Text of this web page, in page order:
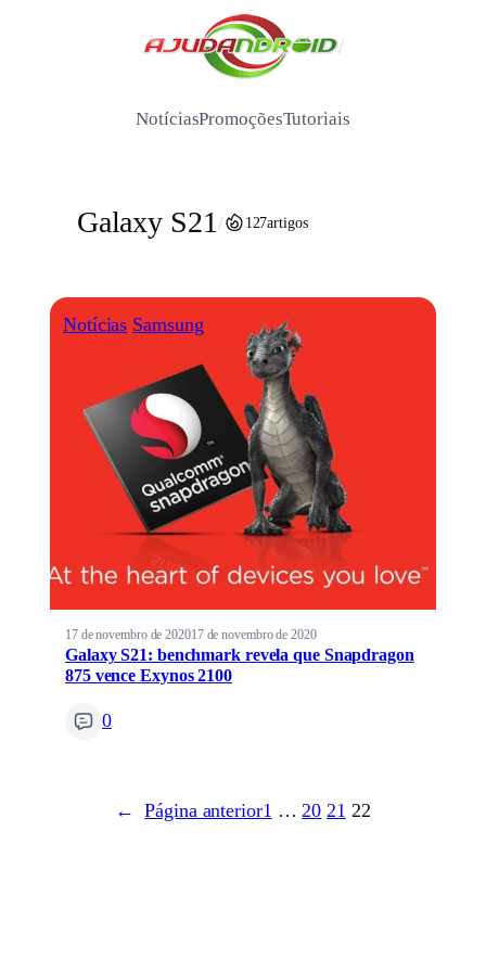
/
NotíciasPromoçõesTutoriais
Galaxy S21 / 127artigos
Notícias Samsung
17 de novembro de 202017 de novembro de 2020
Galaxy S21: benchmark revela que Snapdragon
875 vence Exynos 2100
0
← Página anterior1 … 20 21 22